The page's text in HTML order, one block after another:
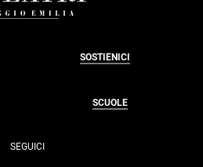
SOSTIENICI
SCUOLE
SEGUICI